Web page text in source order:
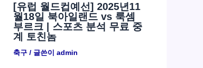
[유럽 월드컵예선] 2025년11
월18일 북아일랜드 vs 룩셈
부르크 | 스포츠 분석 무료 중
계 토친놈
축구 / 글쓴이admin